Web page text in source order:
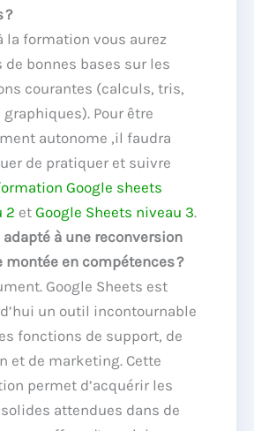
?
la formation vous aurez
de bonnes bases sur les
courantes (calculs, tris,
. Pour être
autonome ,il faudra
de pratiquer et suivre
Google sheets
2 et Google Sheets niveau 3.
adapté à une reconversion
montée en compétences ?
Google Sheets est
un outil incontournable
fonctions de support, de
et de marketing. Cette
permet d’acquérir les
attendues dans de